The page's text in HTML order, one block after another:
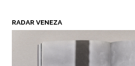
RADAR VENEZA